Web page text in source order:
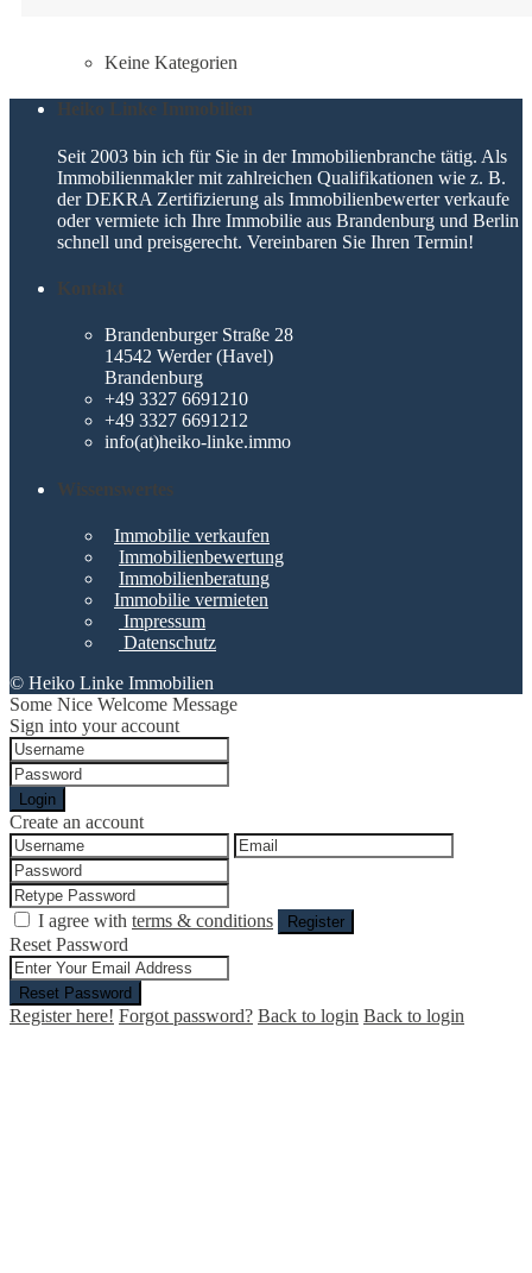
Keine Kategorien
Heiko Linke Immobilien
Seit 2003 bin ich für Sie in der Immobilienbranche tätig. Als
Immobilienmakler mit zahlreichen Qualifikationen wie z. B.
der DEKRA Zertifizierung als Immobilienbewerter verkaufe
oder vermiete ich Ihre Immobilie aus Brandenburg und Berlin
schnell und preisgerecht. Vereinbaren Sie Ihren Termin!
Kontakt
Brandenburger Straße 28
14542 Werder (Havel)
Brandenburg
+49 3327 6691210
+49 3327 6691212
info(at)heiko-linke.immo
Wissenswertes
Immobilie verkaufen
Immobilienbewertung
Immobilienberatung
Immobilie vermieten
Impressum
Datenschutz
© Heiko Linke Immobilien
Some Nice Welcome Message
Sign into your account
Login
Create an account
I agree with terms & conditions Register
Reset Password
Reset Password
Register here! Forgot password? Back to login Back to login